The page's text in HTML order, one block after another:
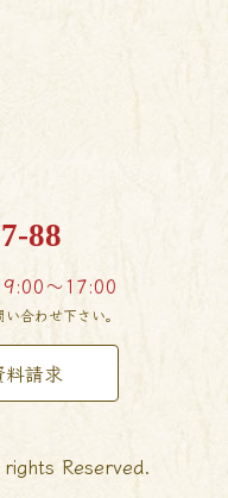
88
〜17:00
合わせ下さい。
料請求
Reserved.